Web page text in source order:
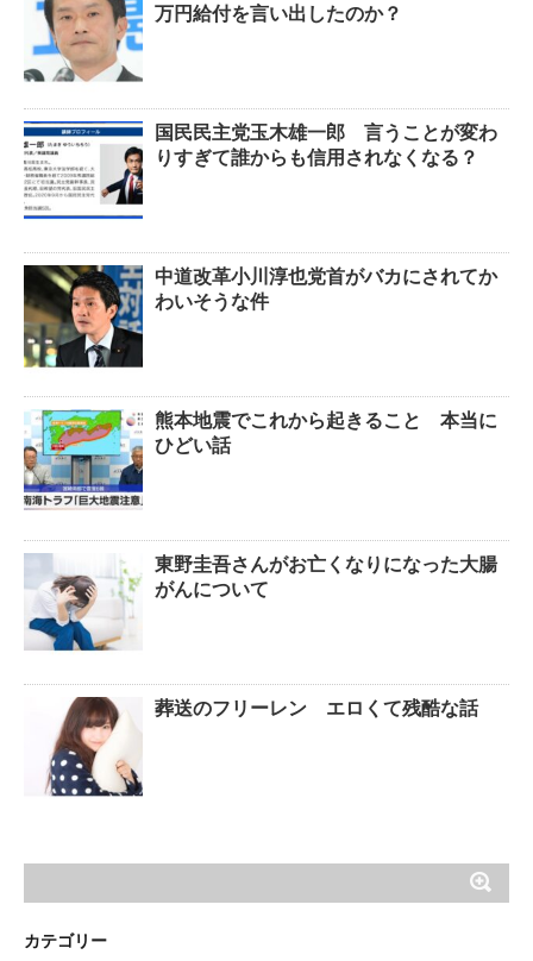
万円給付を言い出したのか？
国民民主党玉木雄一郎 言うことが変わ
りすぎて誰からも信用されなくなる？
中道改革小川淳也党首がバカにされてか
わいそうな件
熊本地震でこれから起きること 本当に
ひどい話
東野圭吾さんがお亡くなりになった大腸
がんについて
葬送のフリーレン エロくて残酷な話
カテゴリー